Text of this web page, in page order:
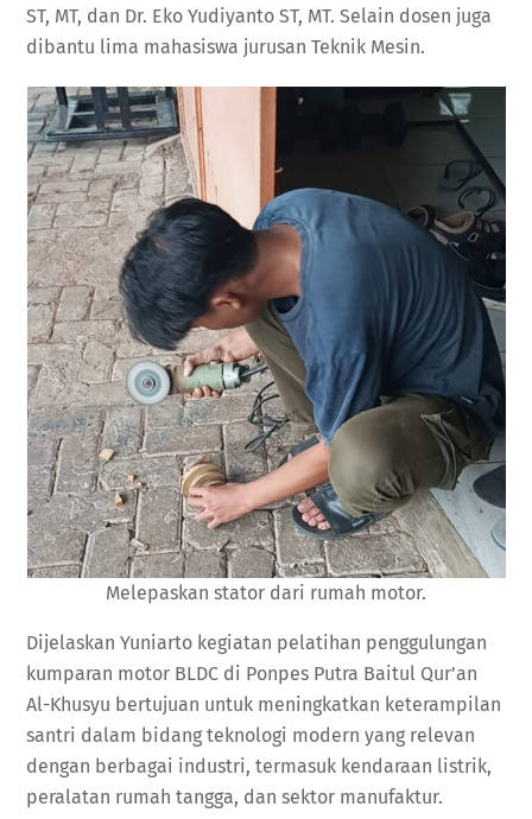
ST, MT, dan Dr. Eko Yudiyanto ST, MT. Selain dosen juga
dibantu lima mahasiswa jurusan Teknik Mesin.
Melepaskan stator dari rumah motor.
Dijelaskan Yuniarto kegiatan pelatihan penggulungan
kumparan motor BLDC di Ponpes Putra Baitul Qur’an
Al-Khusyu bertujuan untuk meningkatkan keterampilan
santri dalam bidang teknologi modern yang relevan
dengan berbagai industri, termasuk kendaraan listrik,
peralatan rumah tangga, dan sektor manufaktur.